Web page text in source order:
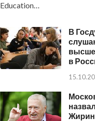
Education…
В
в